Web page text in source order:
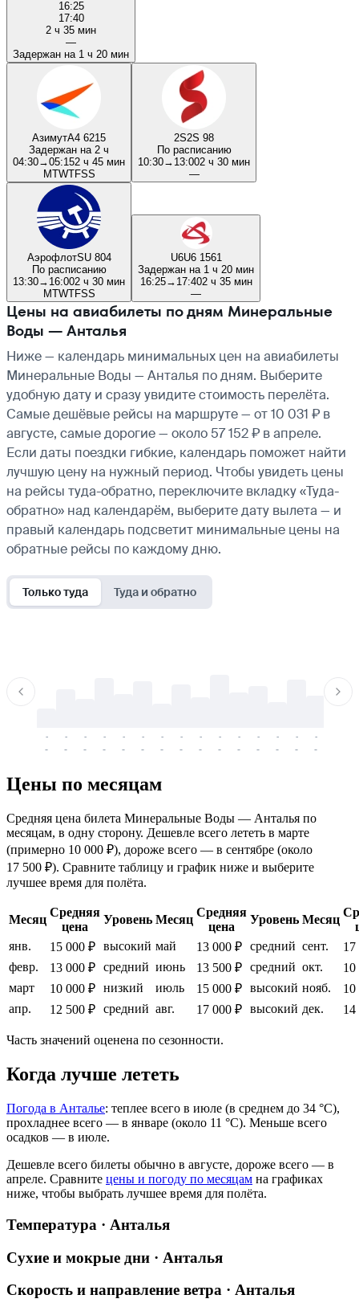
16:25
17:40
2 ч 35 мин
—
Задержан на 1 ч 20 мин
АзимутA4 6215
Задержан на 2 ч
04:30→05:152 ч 45 мин
MTWTFSS
2S2S 98
По расписанию
10:30→ 13:002 ч 30 мин
—
АэрофлотSU 804
По расписанию
13:30→ 16:002 ч 30 мин
MTWTFSS
U6U6 1561
Задержан на 1 ч 20 мин
16:25→ 17:402 ч 35 мин
—
Цены на авиабилеты по дням Минеральные
Воды — Анталья
Ниже — календарь минимальных цен на авиабилеты
Минеральные Воды — Анталья по дням. Выберите
удобную дату и сразу увидите стоимость перелёта.
Самые дешёвые рейсы на маршруте — от 10 031 ₽ в
августе, самые дорогие — около 57 152 ₽ в апреле.
Если даты поездки гибкие, календарь поможет найти
лучшую цену на нужный период. Чтобы увидеть цены
на рейсы туда-обратно, переключите вкладку «Туда-
обратно» над календарём, выберите дату вылета — и
правый календарь подсветит минимальные цены на
обратные рейсы по каждому дню.
Только туда Туда и обратно
-
-
-
-
-
-
-
-
-
-
-
-
-
-
-
-
-
-
-
-
-
-
-
-
-
-
-
-
-
-
Цены по месяцам
Средняя цена билета Минеральные Воды — Анталья по
месяцам, в одну сторону. Дешевле всего лететь в марте
(примерно 10 000 ₽), дороже всего — в сентябре (около
17 500 ₽). Сравните таблицу и график ниже и выберите
лучшее время для полёта.
Месяц
Средняя
цена
Уровень Месяц
Средняя
цена
Уровень Месяц
янв.
15 000 ₽ высокий май 13 000 ₽ средний сент.
17
февр.
13 000 ₽ средний июнь 13 500 ₽ средний окт.
10
март
10 000 ₽ низкий июль 15 000 ₽ высокий нояб.
10
апр.
12 500 ₽ средний авг. 17 000 ₽ высокий дек. 14
Часть значений оценена по сезонности.
Когда лучше лететь
Погода в Анталье: теплее всего в июле (в среднем до 34 °C),
прохладнее всего — в январе (около 11 °C). Меньше всего
осадков — в июле.
Дешевле всего билеты обычно в августе, дороже всего — в
апреле. Сравните цены и погоду по месяцам на графиках
ниже, чтобы выбрать лучшее время для полёта.
Температура · Анталья
Сухие и мокрые дни · Анталья
Скорость и направление ветра · Анталья